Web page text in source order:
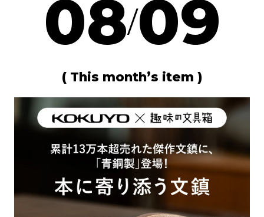
08/09
( This month’s item )